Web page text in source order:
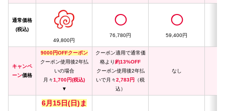
通常価格
(税込)
49,800円
◯
76,780円
◯
59,400円
キャンペ
ーン価格
9000円OFFクーポン
クーポン使用後2年払
いの場合
月々1,700円(税込)
▼
クーポン適用で通常価
格より約13%OFF
クーポン使用後2年払
いで月々2,783円
（税
込）
なし
6月15日(日)ま